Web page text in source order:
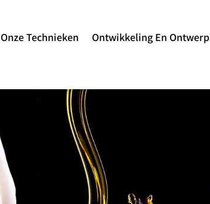
Onze Technieken Ontwikkeling En Ontwerp